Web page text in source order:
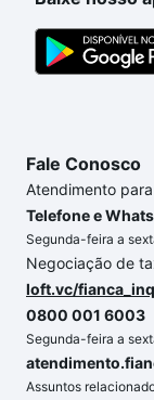
a gente para
com
chaves.
Fale Conosco
Atendimento
Telefone e
Segunda-feira a
Negociação de
loft.vc/
0800 001 6003
Segunda-feira a
Assuntos